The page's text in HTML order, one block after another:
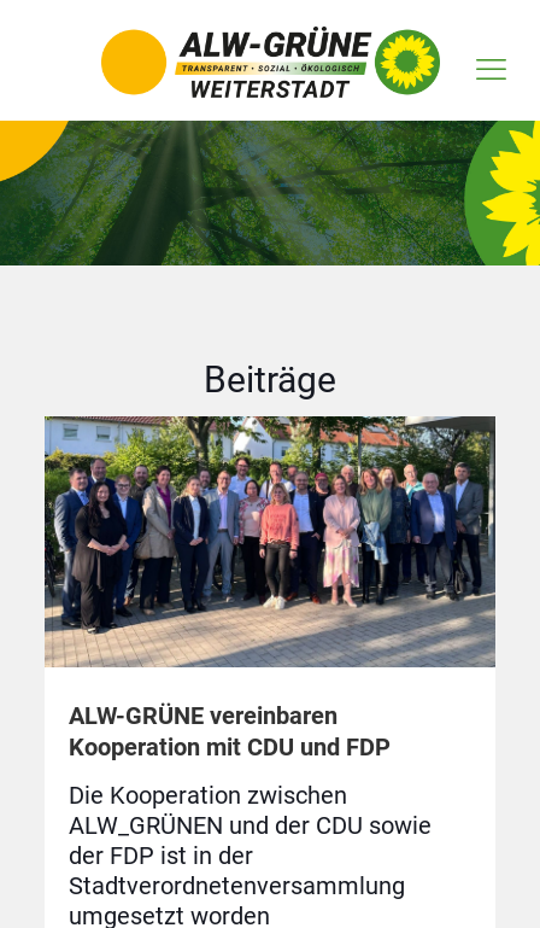
Beiträge
ALW-GRÜNE vereinbaren
Kooperation mit CDU und FDP
Die Kooperation zwischen
ALW_GRÜNEN und der CDU sowie
der FDP ist in der
Stadtverordnetenversammlung
umgesetzt worden